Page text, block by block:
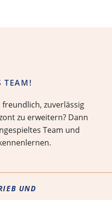
TEAM!
zuverlässig
zu erweitern? Dann
Team und
UND